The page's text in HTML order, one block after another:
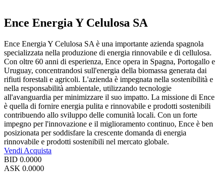
Ence Energia Y Celulosa SA
Ence Energia Y Celulosa SA è una importante azienda spagnola
specializzata nella produzione di energia rinnovabile e di cellulosa.
Con oltre 60 anni di esperienza, Ence opera in Spagna, Portogallo e
Uruguay, concentrandosi sull'energia della biomassa generata dai
rifiuti forestali e agricoli. L'azienda è impegnata nella sostenibilità e
nella responsabilità ambientale, utilizzando tecnologie
all'avanguardia per minimizzare il suo impatto. La missione di Ence
è quella di fornire energia pulita e rinnovabile e prodotti sostenibili
contribuendo allo sviluppo delle comunità locali. Con un forte
impegno per l'innovazione e il miglioramento continuo, Ence è ben
posizionata per soddisfare la crescente domanda di energia
rinnovabile e prodotti sostenibili nel mercato globale.
Vendi Acquista
BID 0.0000
ASK 0.0000